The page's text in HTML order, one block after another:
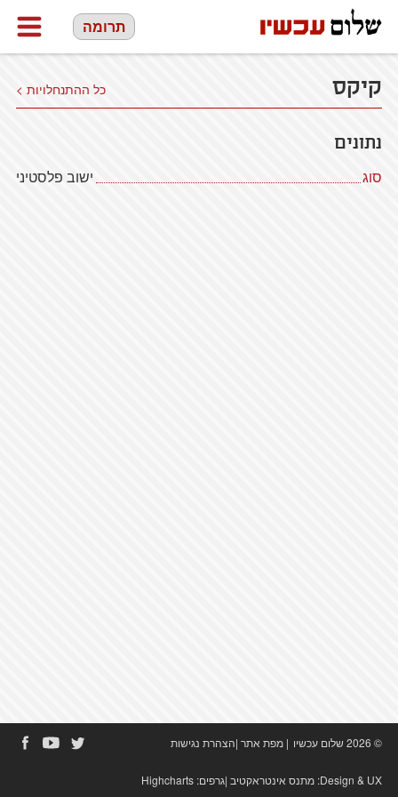
תרומה
קיקס כל ההתנחלויות >
נתונים
סוג ישוב פלסטיני
© 2026 שלום עכשיו | מפת אתר|הצהרת נגישות
Design & UX: מתנס אינטראקטיב|גרפים: Highcharts